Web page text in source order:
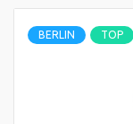
BERLIN TOP